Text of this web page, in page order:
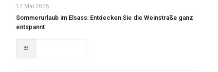
17 Mai 2025
Sommerurlaub im Elsass: Entdecken Sie die Weinstraße ganz
entspannt